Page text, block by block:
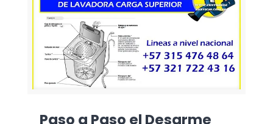
Paso a Paso el Desarme